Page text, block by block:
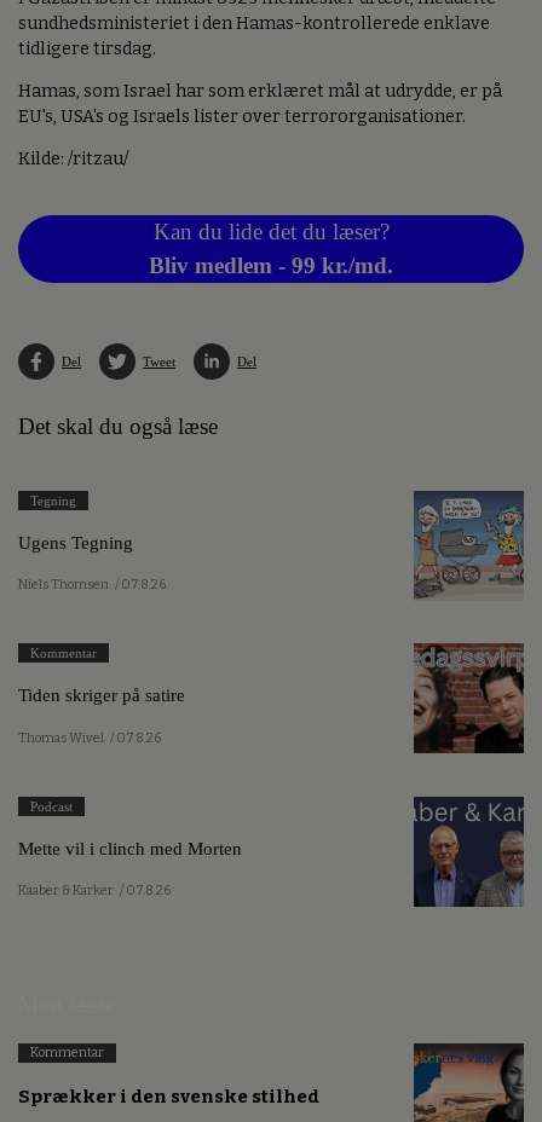
sundhedsministeriet i den Hamas-kontrollerede enklave
tidligere tirsdag.
Hamas, som Israel har som erklæret mål at udrydde, er på
EU's, USA's og Israels lister over terrororganisationer.
Kilde: /ritzau/
Kan du lide det du læser?
Bliv medlem - 99 kr./md.
Del Tweet Del
Det skal du også læse
Tegning
Ugens Tegning
Niels Thomsen / 07.8.26
Kommentar
Tiden skriger på satire
Thomas Wivel / 07.8.26
Podcast
Mette vil i clinch med Morten
Kaaber & Karker / 07.8.26
Kommentar
Sprækker i den svenske stilhed